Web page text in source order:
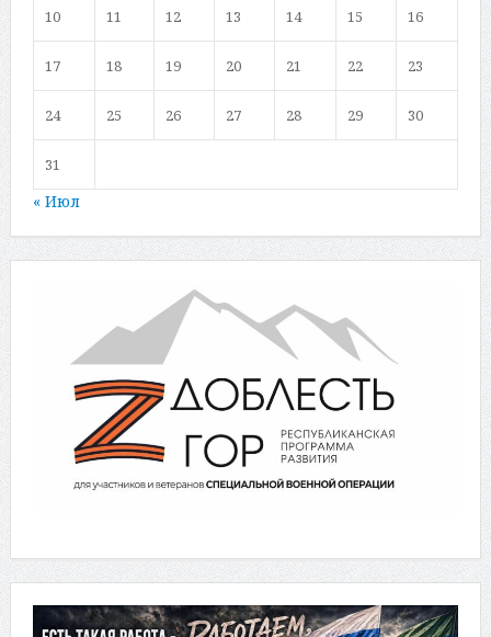
10 11 12 13 14 15 16
17 18 19 20 21 22 23
24 25 26 27 28 29 30
31
« Июл